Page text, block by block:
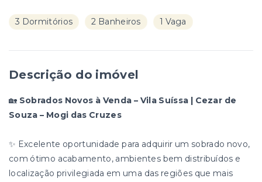
3 Dormitórios 2 Banheiros 1 Vaga
Descrição do imóvel
🏡 Sobrados Novos à Venda – Vila Suíssa | Cezar de
Souza – Mogi das Cruzes
✨ Excelente oportunidade para adquirir um sobrado novo,
com ótimo acabamento, ambientes bem distribuídos e
localização privilegiada em uma das regiões que mais